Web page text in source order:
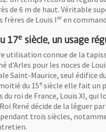
de 6 m de haut. Véritable
frères de Louis I er en
17e siècle, un usage
utilisation connue de la
d'Arles pour les noces de
Saint-Maurice, seul édifice
du 15e siècle elle fait un
du roi de France, Louis XI, qui
René décide de la léguer
trois siècles,